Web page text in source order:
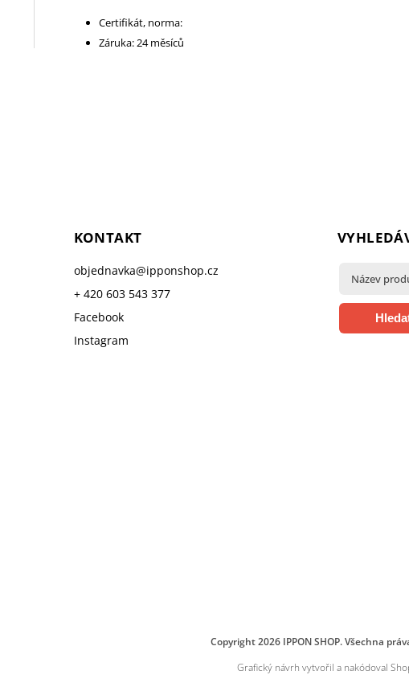
Certifikát, norma:
Záruka: 24 měsíců
KONTAKT
objednavka@ipponshop.cz
+ 420 603 543 377
Facebook
Instagram
Copyright 2026 IPPON SHOP. Všechna
Grafický návrh vytvořil a nakódoval